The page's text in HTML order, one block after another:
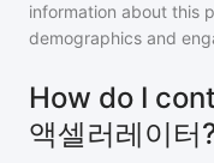
information about this
demographics and
How do I
액셀러레이터